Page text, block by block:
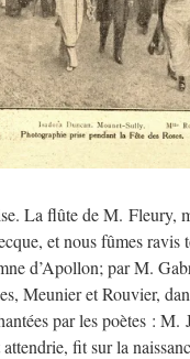
La flûte de M. Fleury,
et nous fûmes
d’Apollon; par M.
Meunier et Rouvier,
par les poètes :
fit sur la